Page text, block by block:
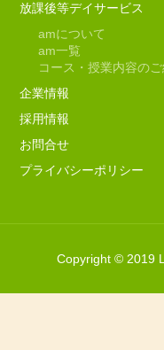
放課後等デイサービス
amについて
am一覧
コース・授業内容の
企業情報
採用情報
お問合せ
プライバシーポリシー
Copyright © 2019